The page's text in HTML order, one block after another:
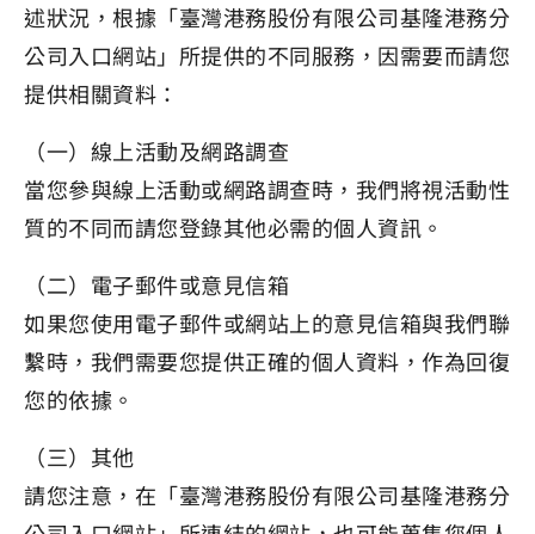
述狀況，根據「臺灣港務股份有限公司基隆港務分
公司入口網站」所提供的不同服務，因需要而請您
提供相關資料：
（一）線上活動及網路調查
當您參與線上活動或網路調查時，我們將視活動性
質的不同而請您登錄其他必需的個人資訊。
（二）電子郵件或意見信箱
如果您使用電子郵件或網站上的意見信箱與我們聯
繫時，我們需要您提供正確的個人資料，作為回復
您的依據。
（三）其他
請您注意，在「臺灣港務股份有限公司基隆港務分